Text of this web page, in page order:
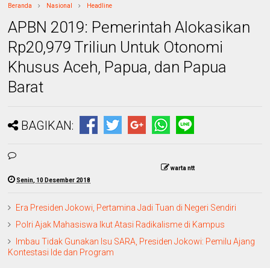
Beranda Nasional Headline
APBN 2019: Pemerintah Alokasikan
Rp20,979 Triliun Untuk Otonomi
Khusus Aceh, Papua, dan Papua
Barat
BAGIKAN:
warta ntt
Senin, 10 Desember 2018
Era Presiden Jokowi, Pertamina Jadi Tuan di Negeri Sendiri
Polri Ajak Mahasiswa Ikut Atasi Radikalisme di Kampus
Imbau Tidak Gunakan Isu SARA, Presiden Jokowi: Pemilu Ajang
Kontestasi Ide dan Program